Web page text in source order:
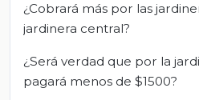
¿Cobrará más por las
jardinera central?
¿Será verdad que por la
pagará menos de $1500?